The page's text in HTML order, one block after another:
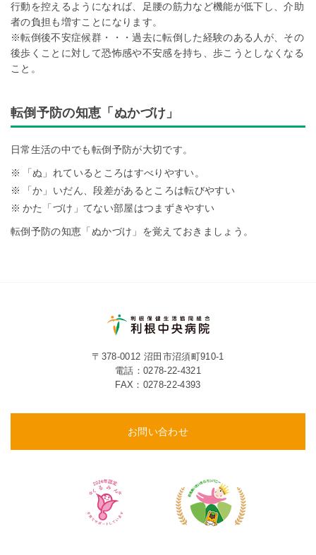
行動を控えるようになれば、足腰の筋力など機能が低下し、介助
者の負担も増すことになります。
※転倒後不安症候群・・・過去に転倒した経験のある人が、その
後歩くことに対して恐怖感や不安感を持ち、歩こうとしなくなる
こと。
転倒予防の知恵「ぬかづけ」
日常生活の中でも転倒予防が大切です。
「ぬ」れているところはすべりやすい。
「か」いだん、段差があるところは転びやすい
かた「づけ」てない部屋はつまずきやすい
転倒予防の知恵「ぬかづけ」を覚えておきましょう。
〒378-0012 沼田市沼須町910-1
電話： 0278-22-4321
FAX：0278-22-4393
お問い合わせ